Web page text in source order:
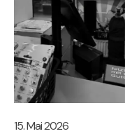
15. Mai 2026